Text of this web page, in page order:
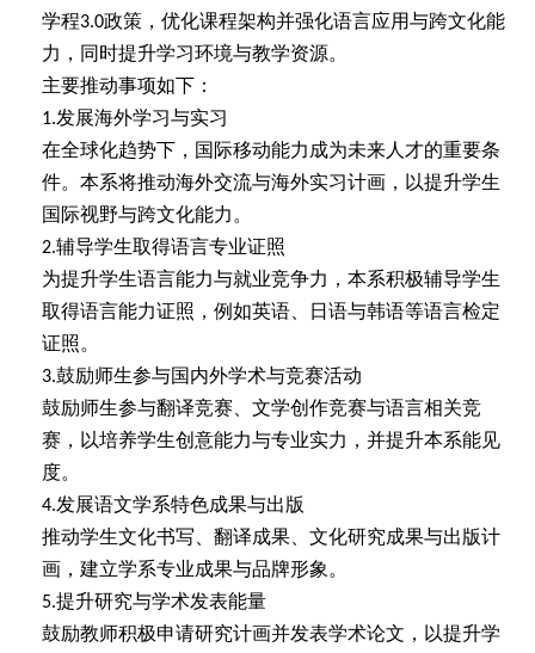
学程3.0政策，优化课程架构并强化语言应用与跨文化能
力，同时提升学习环境与教学资源。
主要推动事项如下：
1.发展海外学习与实习
在全球化趋势下，国际移动能力成为未来人才的重要条
件。本系将推动海外交流与海外实习计画，以提升学生
国际视野与跨文化能力。
2.辅导学生取得语言专业证照
为提升学生语言能力与就业竞争力，本系积极辅导学生
取得语言能力证照，例如英语、日语与韩语等语言检定
证照。
3.鼓励师生参与国内外学术与竞赛活动
鼓励师生参与翻译竞赛、文学创作竞赛与语言相关竞
赛，以培养学生创意能力与专业实力，并提升本系能见
度。
4.发展语文学系特色成果与出版
推动学生文化书写、翻译成果、文化研究成果与出版计
画，建立学系专业成果与品牌形象。
5.提升研究与学术发表能量
鼓励教师积极申请研究计画并发表学术论文，以提升学